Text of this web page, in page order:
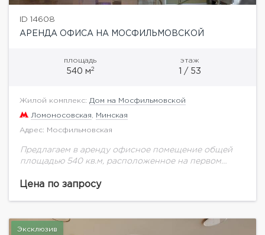
ID 14608
АРЕНДА ОФИСА НА МОСФИЛЬМОВСКОЙ
площадь
540 м2
этаж
1 / 53
Жилой комплекс: Дом на Мосфильмовской
Ломоносовская Минская
Адрес: Мосфильмовская
Предлагаем в аренду офисное помещение общей
площадью 540 кв.м, расположенное на первом
отдельным входом, имеет смешанную планировку: 1
Цена по запросу
Эксклюзив